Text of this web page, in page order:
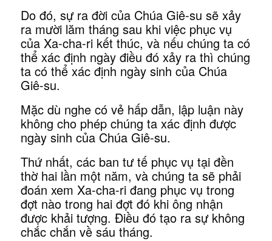
Do đó, sự ra đời của Chúa Giê-su sẽ xảy
ra mười lăm tháng sau khi việc phục vụ
của Xa-cha-ri kết thúc, và nếu chúng ta có
thể xác định ngày điều đó xảy ra thì chúng
ta có thể xác định ngày sinh của Chúa
Giê-su.
Mặc dù nghe có vẻ hấp dẫn, lập luận này
không cho phép chúng ta xác định được
ngày sinh của Chúa Giê-su.
Thứ nhất, các ban tư tế phục vụ tại đền
thờ hai lần một năm, và chúng ta sẽ phải
đoán xem Xa-cha-ri đang phục vụ trong
đợt nào trong hai đợt đó khi ông nhận
được khải tượng. Điều đó tạo ra sự không
chắc chắn về sáu tháng.